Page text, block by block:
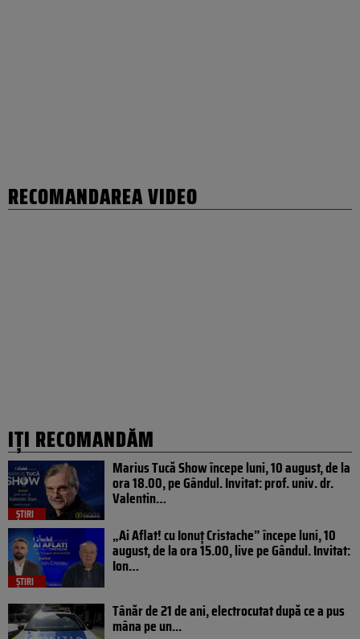
RECOMANDAREA VIDEO
IȚI RECOMANDĂM
ȘTIRI
Marius Tucă Show începe luni, 10 august, de la
ora 18.00, pe Gândul. Invitat: prof. univ. dr.
Valentin…
ȘTIRI
„Ai Aflat! cu Ionuț Cristache” începe luni, 10
august, de la ora 15.00, live pe Gândul. Invitat:
Ion…
Tânăr de 21 de ani, electrocutat după ce a pus
mâna pe un...